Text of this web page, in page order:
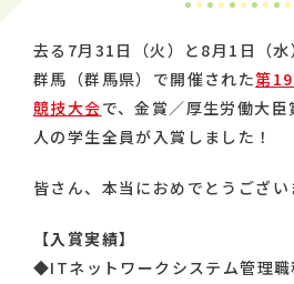
去る7月31日（火）と8月1日（
群馬（群馬県）で開催された第
競技大会で、金賞／厚生労働大
人の学生全員が入賞しました！
皆さん、本当におめでとうござい
【入賞実績】
◆ITネットワークシステム管理